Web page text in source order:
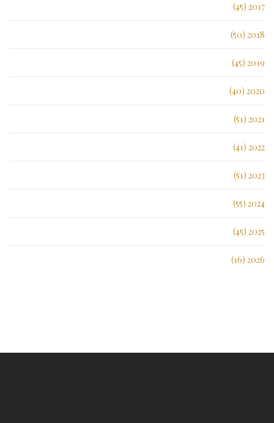
2017 (45)
2018 (50)
2019 (45)
2020 (40)
2021 (51)
2022 (41)
2023 (51)
2024 (55)
2025 (45)
2026 (16)